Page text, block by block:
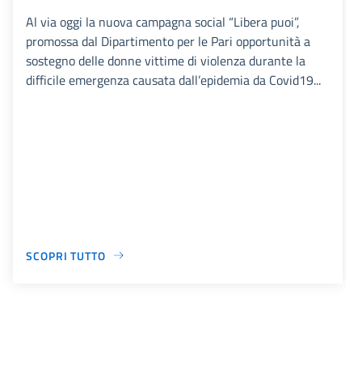
Al via oggi la nuova campagna social “Libera puoi”,
promossa dal Dipartimento per le Pari opportunità a
sostegno delle donne vittime di violenza durante la
difficile emergenza causata dall’epidemia da Covid19...
SCOPRI TUTTO